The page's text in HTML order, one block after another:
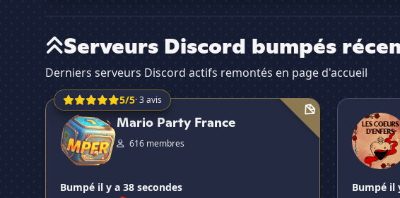
Serveurs Discord bumpés
Derniers serveurs Discord actifs remontés en page d'accueil
5/5· 3 avis
Mario Party France
Mario Party France
616 membres
Bumpé il y a 38 secondes
Les Cœurs
Bumpé il